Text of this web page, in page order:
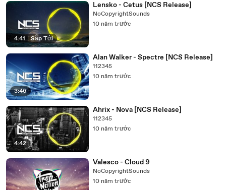
4:41 | Sắp Tới
Lensko - Cetus [NCS Release]
NoCopyrightSounds
10 năm trước
3:46
Alan Walker - Spectre [NCS Release]
112345
10 năm trước
4:42
Ahrix - Nova [NCS Release]
112345
10 năm trước
Valesco - Cloud 9
NoCopyrightSounds
10 năm trước